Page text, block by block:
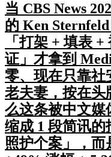
当 CBS News
的 Ken
「打架 + 填表
证」才拿到
零、现在只靠社
老夫妻，按在头
么这条被中文媒
缩成 1 段简讯
照护个案」，而